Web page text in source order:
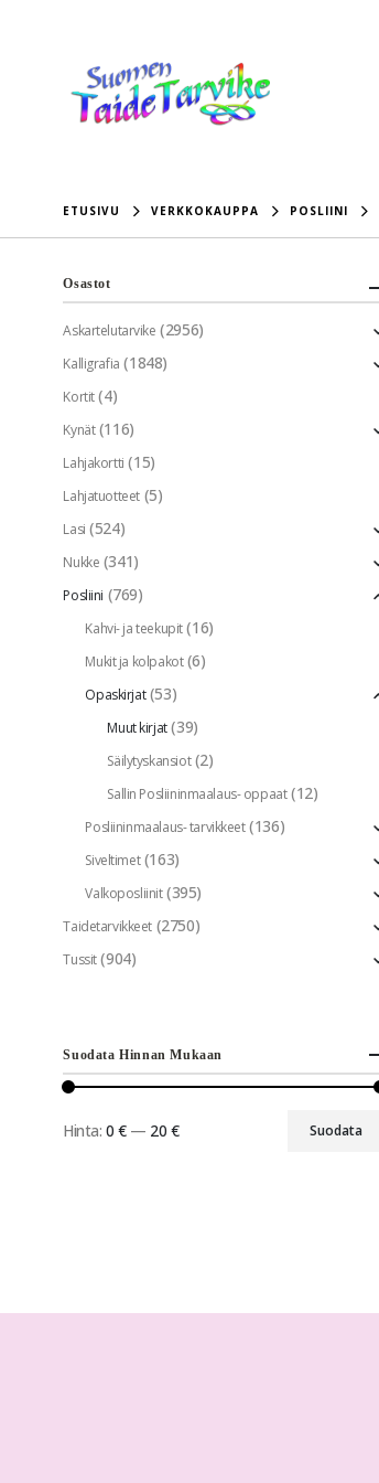
ETUSIVU VERKKOKAUPPA POSLIINI
Osastot
Askartelutarvike (2956)
Kalligrafia (1848)
Kortit (4)
Kynät (116)
Lahjakortti (15)
Lahjatuotteet (5)
Lasi (524)
Nukke (341)
Posliini (769)
Kahvi- ja teekupit (16)
Mukit ja kolpakot (6)
Opaskirjat (53)
Muut kirjat (39)
Säilytyskansiot (2)
Sallin Posliininmaalaus- oppaat (12)
Posliininmaalaus- tarvikkeet (136)
Siveltimet (163)
Valkoposliinit (395)
Taidetarvikkeet (2750)
Tussit (904)
Suodata Hinnan Mukaan
Suodata
Hinta: 0 €— 20 €